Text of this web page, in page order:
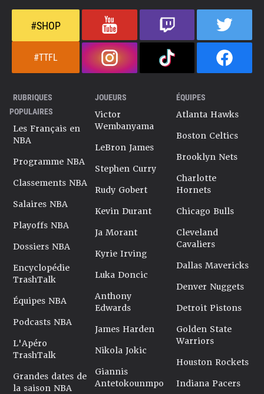
#SHOP
#TTFL
RUBRIQUES
POPULAIRES
Les Français en
NBA
Programme NBA
Classements NBA
Salaires NBA
Playoffs NBA
Dossiers NBA
Encyclopédie
TrashTalk
Équipes NBA
Podcasts NBA
L'Apéro
TrashTalk
Grandes dates de
la saison NBA
JOUEURS
Victor
Wembanyama
LeBron James
Stephen Curry
Rudy Gobert
Kevin Durant
Ja Morant
Kyrie Irving
Luka Doncic
Anthony
Edwards
James Harden
Nikola Jokic
Giannis
Antetokounmpo
ÉQUIPES
Atlanta Hawks
Boston Celtics
Brooklyn Nets
Charlotte
Hornets
Chicago Bulls
Cleveland
Cavaliers
Dallas Mavericks
Denver Nuggets
Detroit Pistons
Golden State
Warriors
Houston Rockets
Indiana Pacers